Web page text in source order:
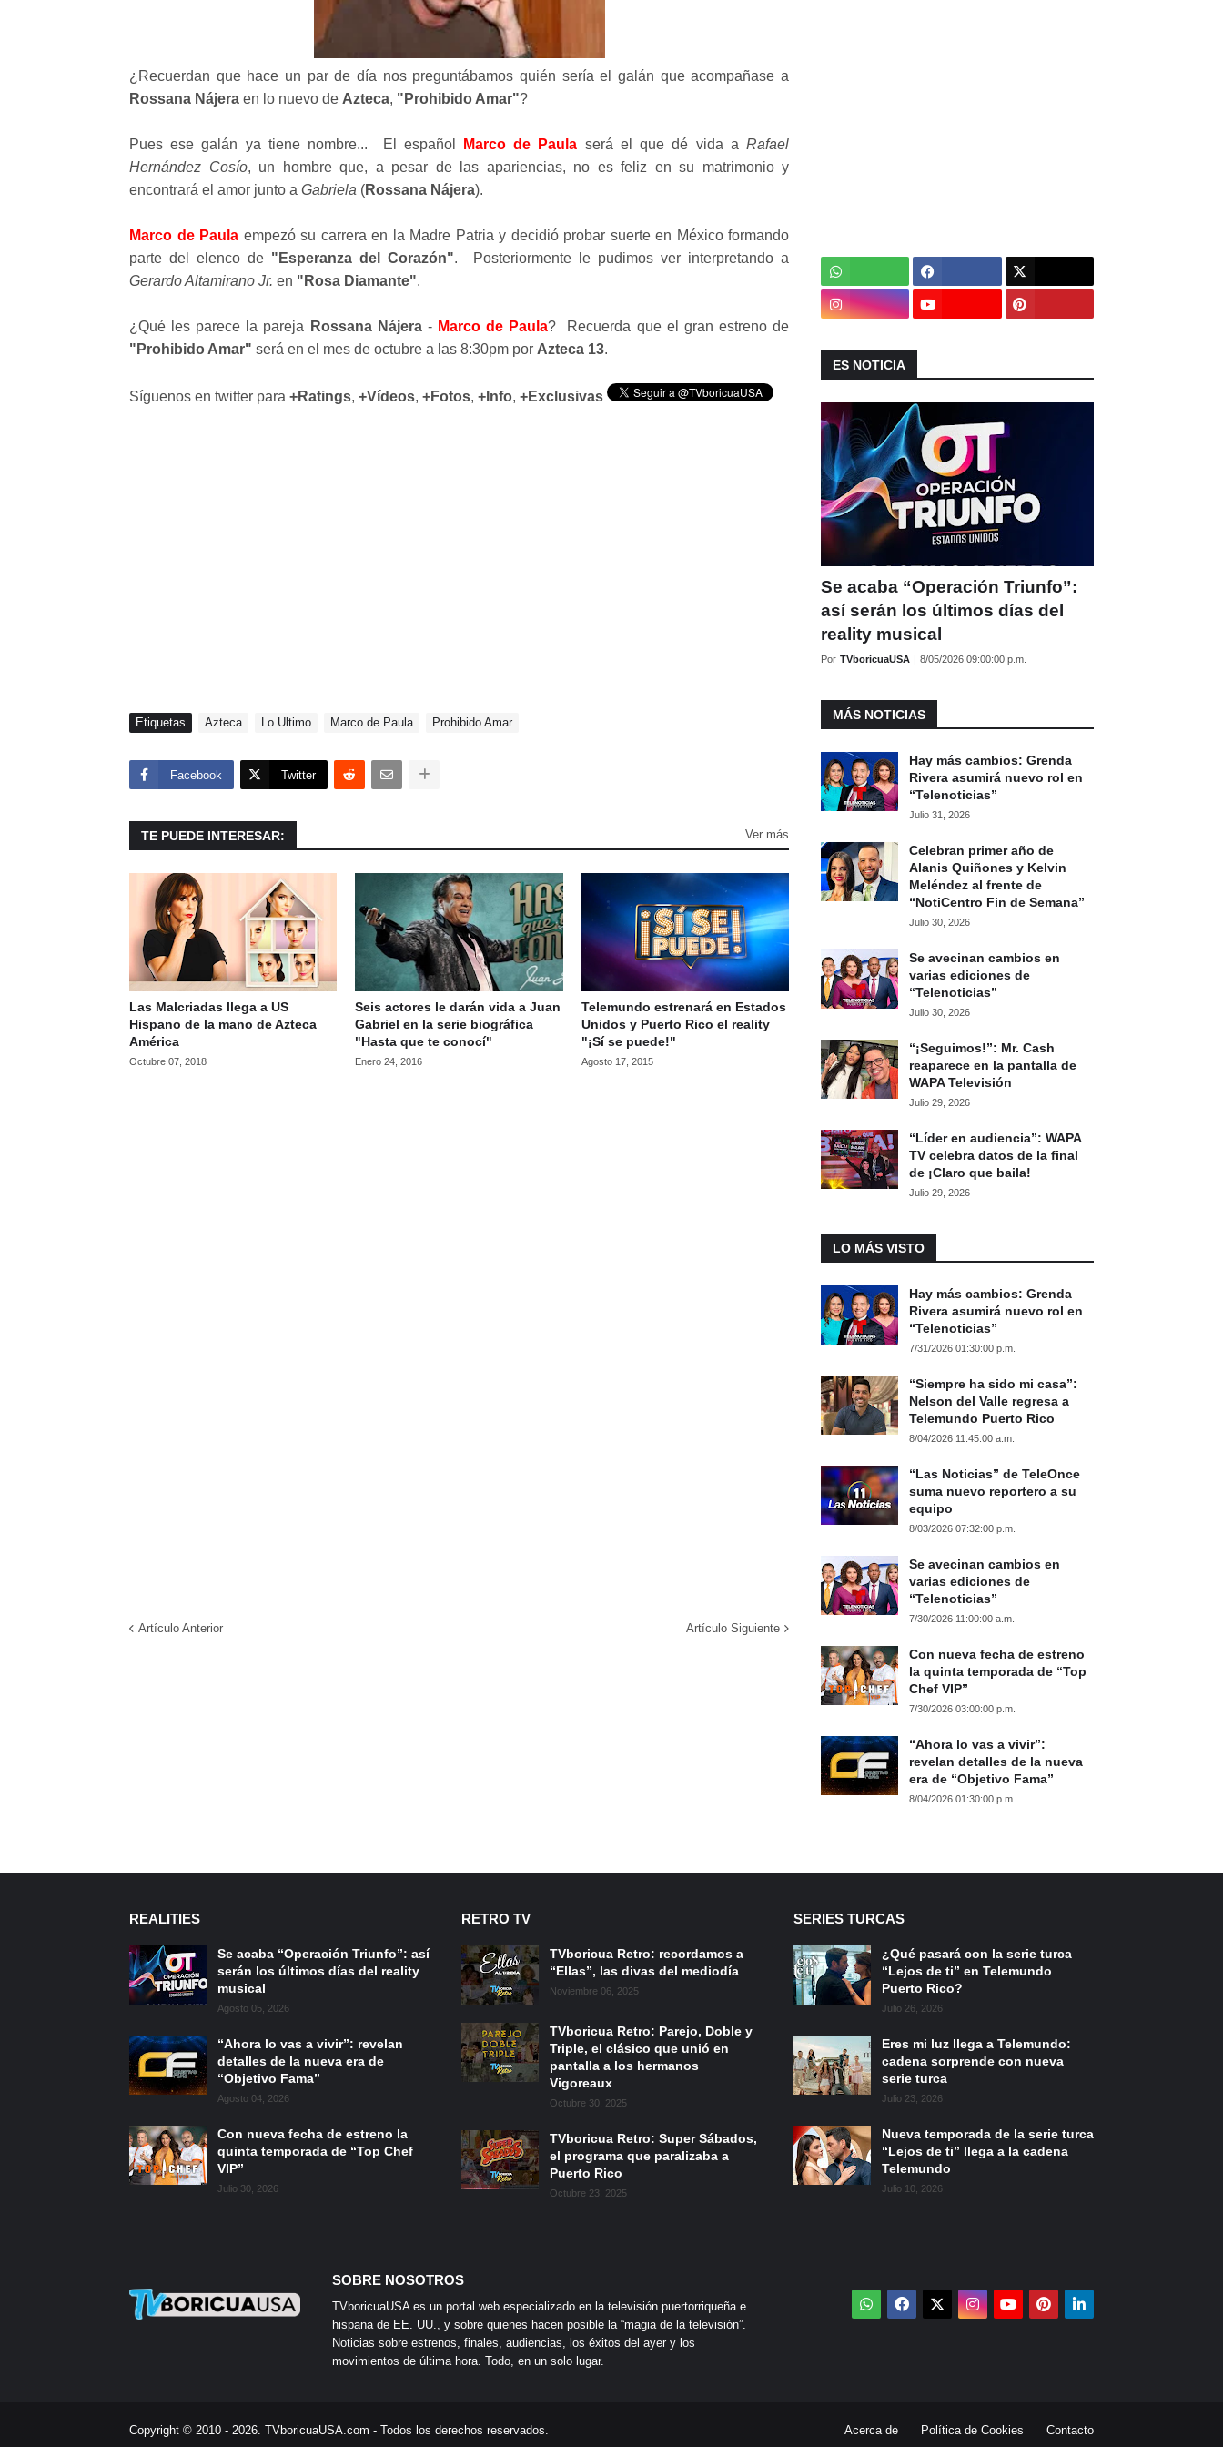
¿Recuerdan que hace un par de día nos preguntábamos quién sería el galán que acompañase a
Rossana Nájera en lo nuevo de Azteca, "Prohibido Amar"?
Pues ese galán ya tiene nombre... El español Marco de Paula será el que dé vida aRafael
Hernández Cosío, un hombre que, a pesar de las apariencias, no es feliz en su matrimonio y
encontrará el amor junto a Gabriela (Rossana Nájera).
Marco de Paula empezó su carrera en la Madre Patria y decidió probar suerte en México formando
parte del elenco de "Esperanza del Corazón". Posteriormente le pudimos ver interpretando a
Gerardo Altamirano Jr. en "Rosa Diamante".
¿Qué les parece la pareja Rossana Nájera- Marco de Paula? Recuerda que el gran estreno de
"Prohibido Amar" será en el mes de octubre a las 8:30pm por Azteca 13.
Síguenos en twitter para +Ratings, +Vídeos, +Fotos, +Info, +Exclusivas
Etiquetas Azteca Lo Ultimo Marco de Paula Prohibido Amar
Facebook Twitter
TE PUEDE INTERESAR: Ver más
Las Malcriadas llega a US
Hispano de la mano de Azteca
América
Octubre 07, 2018
Seis actores le darán vida a Juan
Gabriel en la serie biográfica
"Hasta que te conocí"
Enero 24, 2016
Telemundo estrenará en Estados
Unidos y Puerto Rico el reality
"¡Sí se puede!"
Agosto 17, 2015
Artículo Anterior Artículo Siguiente
ES NOTICIA
Se acaba “Operación Triunfo”:
así serán los últimos días del
reality musical
Por TVboricuaUSA | 8/05/2026 09:00:00 p.m.
MÁS NOTICIAS
Hay más cambios: Grenda
Rivera asumirá nuevo rol en
“Telenoticias”
Julio 31, 2026
Celebran primer año de
Alanis Quiñones y Kelvin
Meléndez al frente de
“NotiCentro Fin de Semana”
Julio 30, 2026
Se avecinan cambios en
varias ediciones de
“Telenoticias”
Julio 30, 2026
“¡Seguimos!”: Mr. Cash
reaparece en la pantalla de
WAPA Televisión
Julio 29, 2026
“Líder en audiencia”: WAPA
TV celebra datos de la final
de ¡Claro que baila!
Julio 29, 2026
LO MÁS VISTO
Hay más cambios: Grenda
Rivera asumirá nuevo rol en
“Telenoticias”
7/31/2026 01:30:00 p.m.
“Siempre ha sido mi casa”:
Nelson del Valle regresa a
Telemundo Puerto Rico
8/04/2026 11:45:00 a.m.
“Las Noticias” de TeleOnce
suma nuevo reportero a su
equipo
8/03/2026 07:32:00 p.m.
Se avecinan cambios en
varias ediciones de
“Telenoticias”
7/30/2026 11:00:00 a.m.
Con nueva fecha de estreno
la quinta temporada de “Top
Chef VIP”
7/30/2026 03:00:00 p.m.
“Ahora lo vas a vivir”:
revelan detalles de la nueva
era de “Objetivo Fama”
8/04/2026 01:30:00 p.m.
REALITIES
Se acaba “Operación Triunfo”: así
serán los últimos días del reality
musical
Agosto 05, 2026
“Ahora lo vas a vivir”: revelan
detalles de la nueva era de
“Objetivo Fama”
Agosto 04, 2026
Con nueva fecha de estreno la
quinta temporada de “Top Chef
VIP”
Julio 30, 2026
RETRO TV
TVboricua Retro: recordamos a
“Ellas”, las divas del mediodía
Noviembre 06, 2025
TVboricua Retro: Parejo, Doble y
Triple, el clásico que unió en
pantalla a los hermanos
Vigoreaux
Octubre 30, 2025
TVboricua Retro: Super Sábados,
el programa que paralizaba a
Puerto Rico
Octubre 23, 2025
SERIES TURCAS
¿Qué pasará con la serie turca
“Lejos de ti” en Telemundo
Puerto Rico?
Julio 26, 2026
Eres mi luz llega a Telemundo:
cadena sorprende con nueva
serie turca
Julio 23, 2026
Nueva temporada de la serie turca
“Lejos de ti” llega a la cadena
Telemundo
Julio 10, 2026
SOBRE NOSOTROS
TVboricuaUSA es un portal web especializado en la televisión puertorriqueña e
hispana de EE. UU., y sobre quienes hacen posible la “magia de la televisión”.
Noticias sobre estrenos, finales, audiencias, los éxitos del ayer y los
movimientos de última hora. Todo, en un solo lugar.
Copyright © 2010 - 2026. TVboricuaUSA.com - Todos los derechos reservados. Acerca de Política de Cookies Contacto